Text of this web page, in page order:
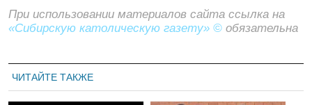
При использовании материалов сайта ссылка на
«Сибирскую католическую газету» © обязательна
ЧИТАЙТЕ ТАКЖЕ